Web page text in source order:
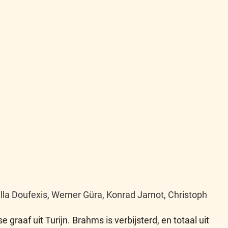
Doufexis, Werner Güra, Konrad Jarnot, Christoph
graaf uit Turijn. Brahms is verbijsterd, en totaal uit